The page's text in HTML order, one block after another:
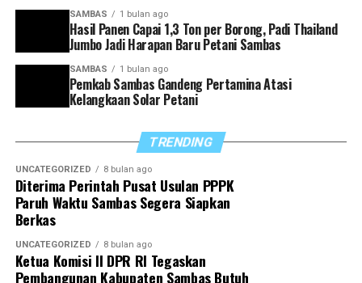
pemerintahan yang efektif dan akuntabel.
yang selaras dengan arah pembangunan Kabupaten
Sambas, termasuk dalam hal pelaporan capaian kinerja
Di akhir arahannya, Satono berharap sinergi yang
selama ini terjalin dapat terus diperkuat sehingga
seluruh program pemerintah daerah dapat berjalan
optimal demi mewujudkan Sambas yang lebih maju dan
sejahtera.
“Dengan sinergitas yang telah dibangun, kita optimistis
SAMBAS 1 bulan ago
Hasil Panen Capai 1,3 Ton per Borong, Padi Thailand
Jumbo Jadi Harapan Baru Petani Sambas
SAMBAS 1 bulan ago
Pemkab Sambas Gandeng Pertamina Atasi
Kelangkaan Solar Petani
TRENDING
UNCATEGORIZED 8 bulan ago
Diterima Perintah Pusat Usulan PPPK
Paruh Waktu Sambas Segera Siapkan
Berkas
UNCATEGORIZED 8 bulan ago
Ketua Komisi II DPR RI Tegaskan
Pembangunan Kabupaten Sambas Butuh